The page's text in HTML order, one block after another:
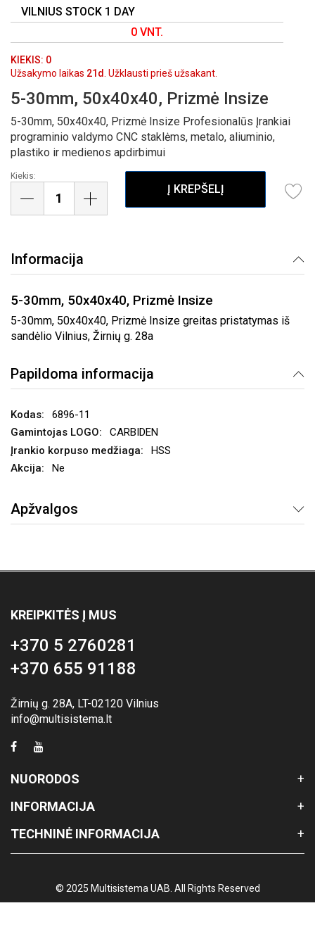
PRADŽIĄ
VILNIUS STOCK 1 DAY
0 VNT.
KIEKIS: 0
Užsakymo laikas 21d . Užklausti prieš užsakant.
5-30mm, 50x40x40, Prizmė Insize
5-30mm, 50x40x40, Prizmė Insize Profesionalūs Įrankiai
programinio valdymo CNC staklėms, metalo, aliuminio,
plastiko ir medienos apdirbimui
Kiekis:
Į KREPŠELĮ
Informacija
5-30mm, 50x40x40, Prizmė Insize
5-30mm, 50x40x40, Prizmė Insize greitas pristatymas iš
sandėlio Vilnius, Žirnių g. 28a
Papildoma informacija
6896-11
CARBIDEN
HSS
Ne
Apžvalgos
KREIPKITĖS Į MUS
+370 5 2760281
+370 655 91188
Žirnių g. 28A, LT-02120 Vilnius
info@multisistema.lt
NUORODOS
INFORMACIJA
TECHNINĖ INFORMACIJA
© 2025 Multisistema UAB. All Rights Reserved